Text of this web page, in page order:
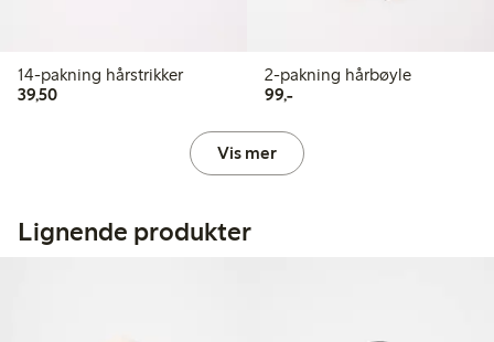
14-pakning hårstrikker
39,5039,50 kr
2-pakning hårbøyle
99,-99,00 kr
Vis mer
Lignende produkter